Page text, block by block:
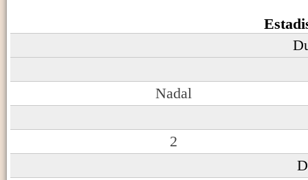
Nadal
2